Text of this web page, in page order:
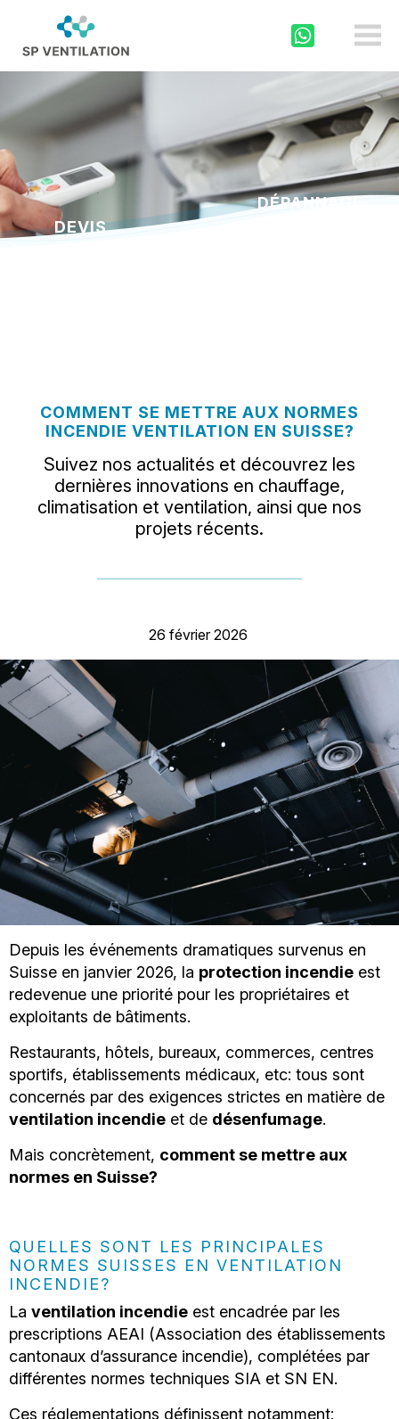
DEVIS
DÉPANNAGE
COMMENT SE METTRE AUX NORMES
INCENDIE VENTILATION EN SUISSE?
Suivez nos actualités et découvrez les
dernières innovations en chauffage,
climatisation et ventilation, ainsi que nos
projets récents.
26 février 2026
Depuis les événements dramatiques survenus en
Suisse en janvier 2026, la protection incendie est
redevenue une priorité pour les propriétaires et
exploitants de bâtiments.
Restaurants, hôtels, bureaux, commerces, centres
sportifs, établissements médicaux, etc: tous sont
concernés par des exigences strictes en matière de
ventilation incendie et de désenfumage.
Mais concrètement, comment se mettre aux
normes en Suisse?
QUELLES SONT LES PRINCIPALES
NORMES SUISSES EN VENTILATION
INCENDIE?
La ventilation incendie est encadrée par les
prescriptions AEAI (Association des établissements
cantonaux d’assurance incendie), complétées par
différentes normes techniques SIA et SN EN.
Ces réglementations définissent notamment: